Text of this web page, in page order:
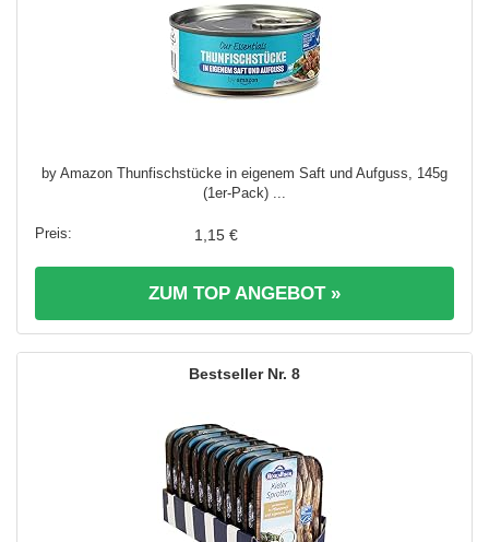
by Amazon Thunfischstücke in eigenem Saft und Aufguss, 145g
(1er-Pack) ...
1,15 €
ZUM TOP ANGEBOT »
8